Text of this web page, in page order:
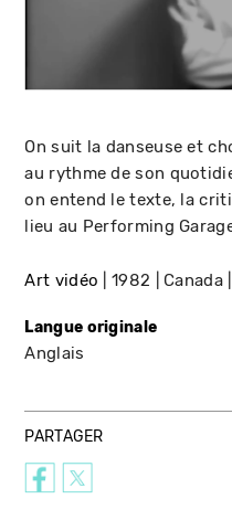
On suit la danseuse et
au rythme de son
on entend le texte, la
lieu au Performing
Art vidéo 1982 Canada
Langue originale
Anglais
PARTAGER